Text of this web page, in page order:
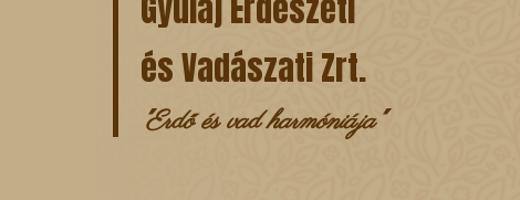
és Vadászati Zrt.
"Erdő és vad harmóniája"